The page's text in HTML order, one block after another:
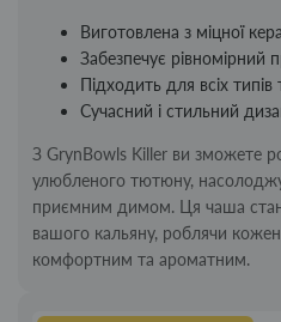
Виготовлена з міцної
Забезпечує рівномірний
Підходить для всіх
Сучасний і стильний
З GrynBowls Killer ви зможете
улюбленого тютюну,
приємним димом. Ця чаша
вашого кальяну, роблячи
комфортним та ароматним.